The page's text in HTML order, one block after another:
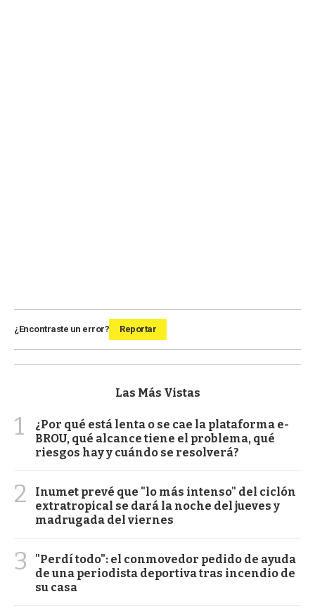
¿Encontraste un error? Reportar
Las Más Vistas
1
¿Por qué está lenta o se cae la plataforma e-
BROU, qué alcance tiene el problema, qué
riesgos hay y cuándo se resolverá?
2
Inumet prevé que "lo más intenso" del ciclón
extratropical se dará la noche del jueves y
madrugada del viernes
3
"Perdí todo": el conmovedor pedido de ayuda
de una periodista deportiva tras incendio de
su casa